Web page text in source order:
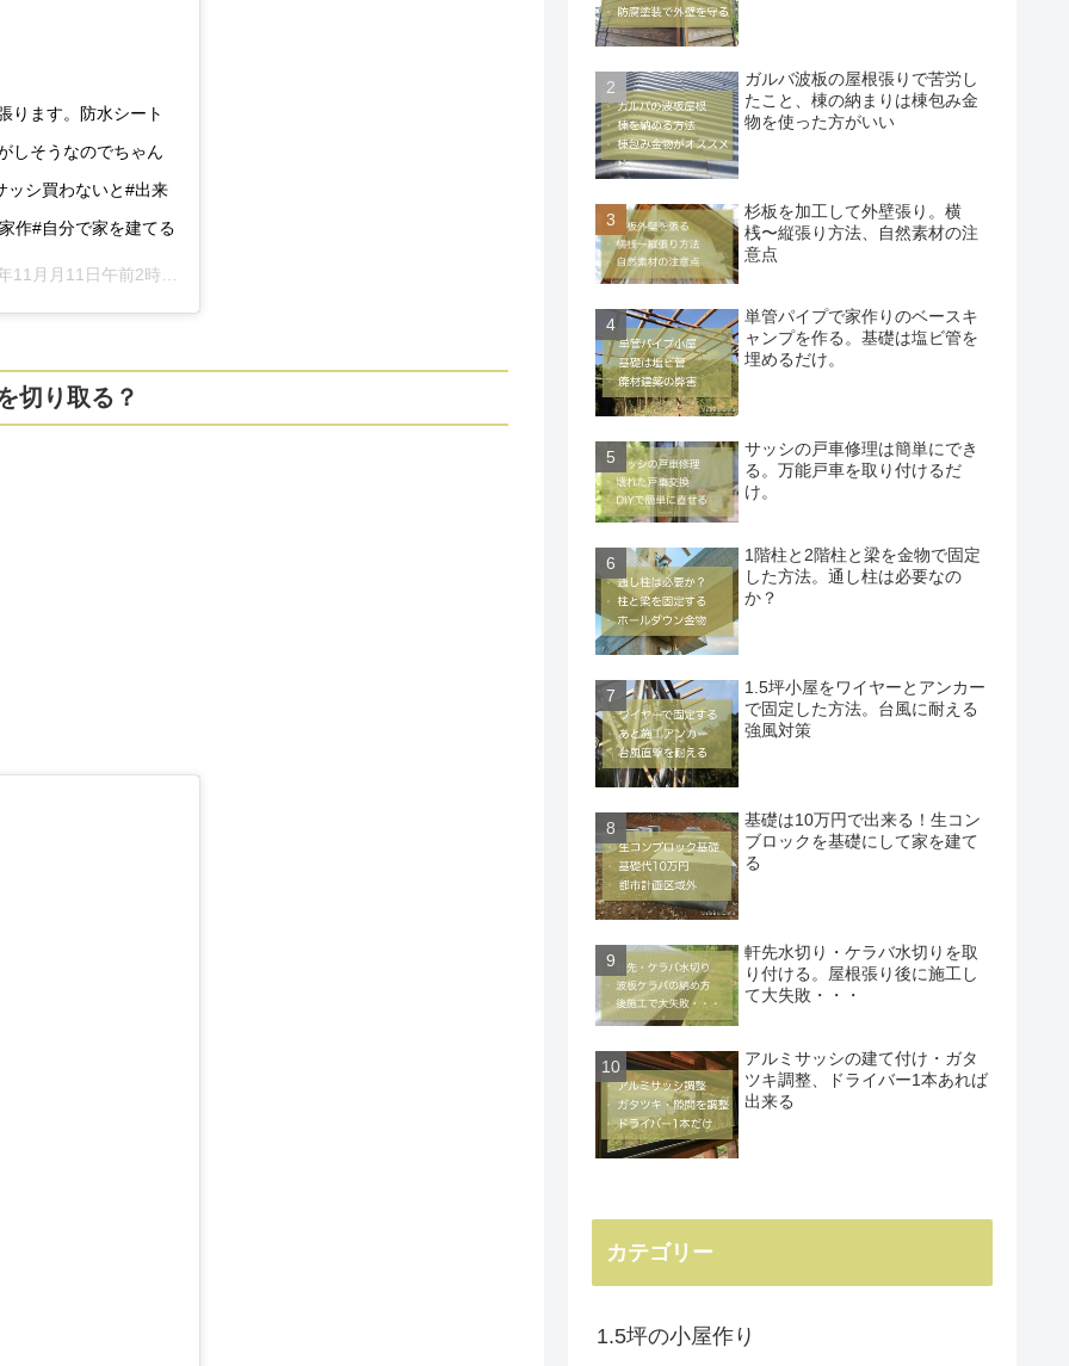
ります。防水シート
しそうなのでちゃん
ッシ買わないと#出来
作#自分で家を建てる
月月11日午前2時57分PST
切り取る？
ガルバ波板の屋根張りで苦労し
たこと、棟の納まりは棟包み金
物を使った方がいい
杉板を加工して外壁張り。横
桟〜縦張り方法、自然素材の注
意点
単管パイプで家作りのベースキ
ャンプを作る。基礎は塩ビ管を
埋めるだけ。
サッシの戸車修理は簡単にでき
る。万能戸車を取り付けるだ
け。
1階柱と2階柱と梁を金物で固定
した方法。通し柱は必要なの
か？
1.5坪小屋をワイヤーとアンカー
で固定した方法。台風に耐える
強風対策
基礎は10万円で出来る！生コン
ブロックを基礎にして家を建て
る
軒先水切り・ケラバ水切りを取
り付ける。屋根張り後に施工し
て大失敗・・・
アルミサッシの建て付け・ガタ
ツキ調整、ドライバー1本あれば
出来る
カテゴリー
1.5坪の小屋作り